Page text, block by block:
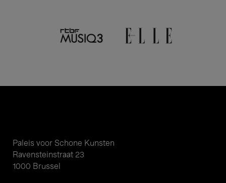
Paleis voor Schone Kunsten
Ravensteinstraat 23
1000 Brussel